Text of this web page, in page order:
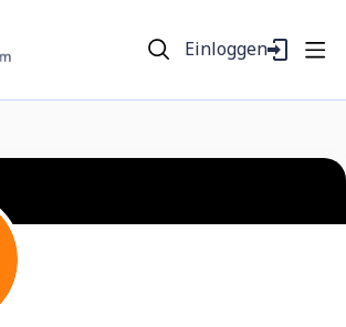
Einloggen